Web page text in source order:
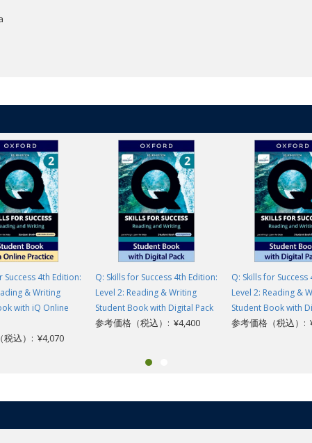
Success 4th Edition:
& Writing
with iQ Online
税込）: ¥4,070
Q: Skills for Success 4th Edition:
Level 2: Reading & Writing
Student Book with Digital Pack
参考価格（税込）: ¥4,400
Q: Skills for
Level 2: Reading &
Student Book with
参考価格（税込）: